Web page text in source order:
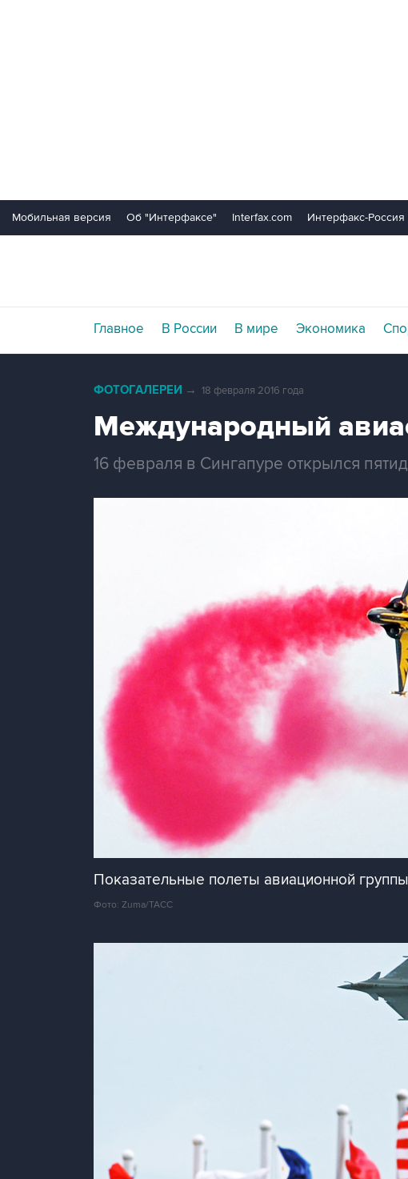
Мобильная версия Об "Интерфаксе" Interfax.com Интерфакс-Россия
Главное В России В мире Экономика
ФОТОГАЛЕРЕИ → 18 февраля 2016 года
Международный
16 февраля в Сингапуре открылся
Показательные полеты авиационной
Фото: Zuma/ТАСС